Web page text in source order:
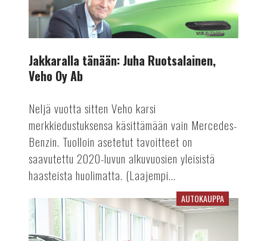
Ruotsalainen,
Oy
Ab
Jakkaralla tänään: Juha Ruotsalainen,
Veho Oy Ab
Neljä vuotta sitten Veho karsi
merkkiedustuksensa käsittämään vain Mercedes-
Benzin. Tuolloin asetetut tavoitteet on
saavutettu 2020-luvun alkuvuosien yleisistä
haasteista huolimatta. (Laajempi...
Käytettyjen
keskihinnat
laskivat
AUTOKAUPPA